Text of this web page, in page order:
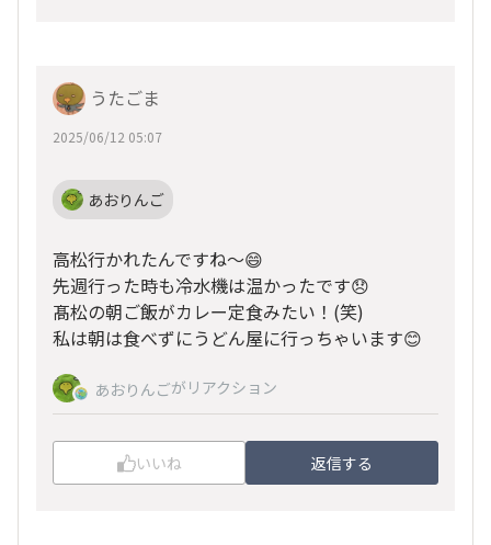
うたごま
2025/06/12 05:07
あおりんご
高松行かれたんですね～😄
先週行った時も冷水機は温かったです😞
髙松の朝ご飯がカレー定食みたい！(笑)
私は朝は食べずにうどん屋に行っちゃいます😊
あおりんごがリアクション
いいね 返信する